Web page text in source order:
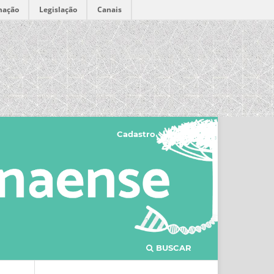
Legislação Canais
BUSCAR
Cadastro Acesso